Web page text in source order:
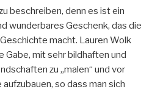
beschreiben, denn es ist ein
wunderbares Geschenk, das die
macht. Lauren Wolk
mit sehr bildhaften und
zu „malen“ und vor
so dass man sich